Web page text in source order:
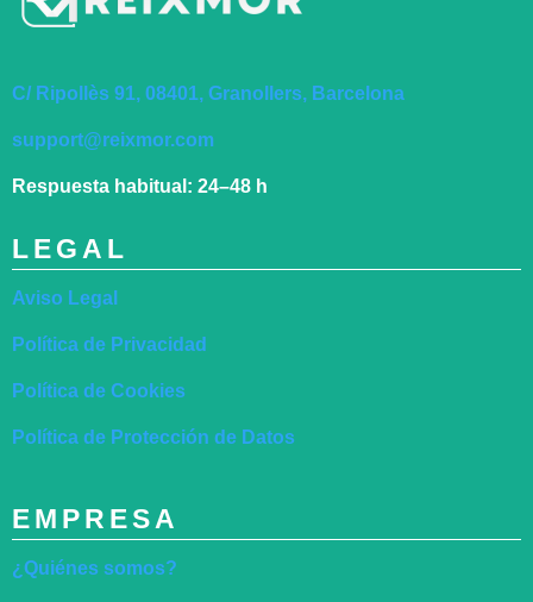
C/ Ripollès 91, 08401, Granollers, Barcelona
support@reixmor.com
Respuesta habitual: 24–48 h
LEGAL
Aviso Legal
Política de Privacidad
Política de Cookies
Política de Protección de Datos
EMPRESA
¿Quiénes somos?